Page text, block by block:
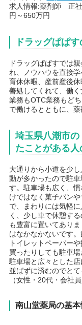
求人情報:薬剤師 正
円～650万円
ドラッグぱぱ
ドラッグぱぱすでは
れ、ノウハウを直接学
育休休暇、産前産後
善処してくれて、働
業務もOTC業務もど
で働けるとともに、
埼玉県八潮市
たことがある人
大通りから小道を少
動が多かったので駐
す。駐車場も広く、
けではなく菓子パン
で、まわりには気軽
く、少し車で休憩す
も豊富に置いてあり
はなかなかないです
トイレットペーパー
買ったりしても駐車
駐車場と広々とした
並ばずに済むのでとて
（女性・20代・会社員
南山堂薬局の基本